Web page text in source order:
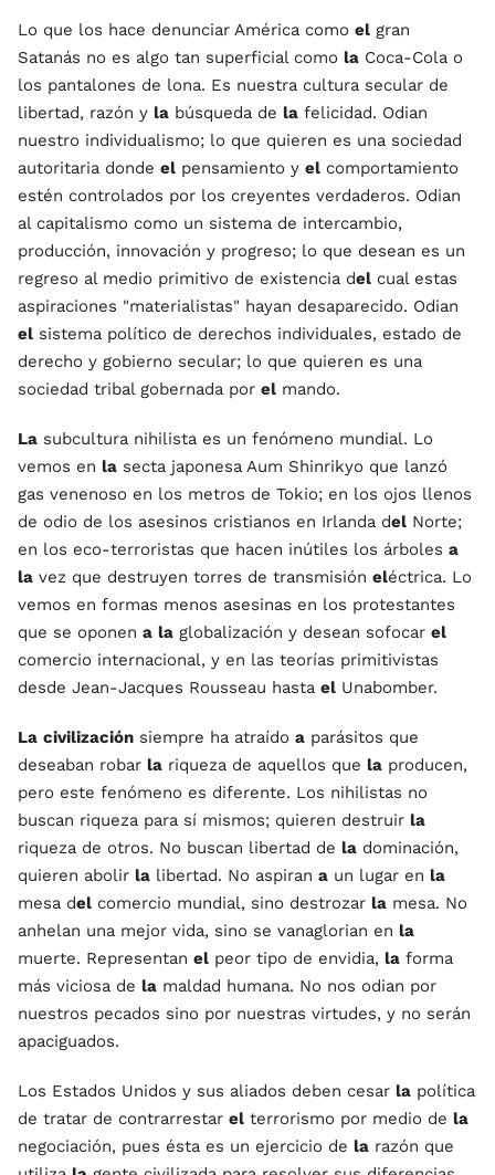
Lo que los hace denunciar América como el gran
Satanás no es algo tan superficial como la Coca-Cola o
los pantalones de lona. Es nuestra cultura secular de
libertad, razón y la búsqueda de la felicidad. Odian
nuestro individualismo; lo que quieren es una sociedad
autoritaria donde el pensamiento y el comportamiento
estén controlados por los creyentes verdaderos. Odian
al capitalismo como un sistema de intercambio,
producción, innovación y progreso; lo que desean es un
regreso al medio primitivo de existencia del cual estas
aspiraciones "materialistas" hayan desaparecido. Odian
el sistema político de derechos individuales, estado de
derecho y gobierno secular; lo que quieren es una
sociedad tribal gobernada por el mando.
La subcultura nihilista es un fenómeno mundial. Lo
vemos en la secta japonesa Aum Shinrikyo que lanzó
gas venenoso en los metros de Tokio; en los ojos llenos
de odio de los asesinos cristianos en Irlanda del Norte;
en los eco-terroristas que hacen inútiles los árboles a
la vez que destruyen torres de transmisión eléctrica. Lo
vemos en formas menos asesinas en los protestantes
que se oponen a la globalización y desean sofocar el
comercio internacional, y en las teorías primitivistas
desde Jean-Jacques Rousseau hasta el Unabomber.
La civilización siempre ha atraído a parásitos que
deseaban robar la riqueza de aquellos que la producen,
pero este fenómeno es diferente. Los nihilistas no
buscan riqueza para sí mismos; quieren destruir la
riqueza de otros. No buscan libertad de la dominación,
quieren abolir la libertad. No aspiran a un lugar en la
mesa del comercio mundial, sino destrozar la mesa. No
anhelan una mejor vida, sino se vanaglorian en la
muerte. Representan el peor tipo de envidia, la forma
más viciosa de la maldad humana. No nos odian por
nuestros pecados sino por nuestras virtudes, y no serán
apaciguados.
Los Estados Unidos y sus aliados deben cesar la política
de tratar de contrarrestar el terrorismo por medio de la
negociación, pues ésta es un ejercicio de la razón que